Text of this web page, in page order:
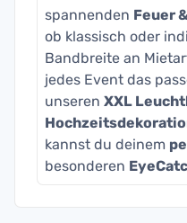
spannenden Feuer
ob klassisch oder
Bandbreite an
jedes Event das
unseren XXL
kannst du deinem
besonderen